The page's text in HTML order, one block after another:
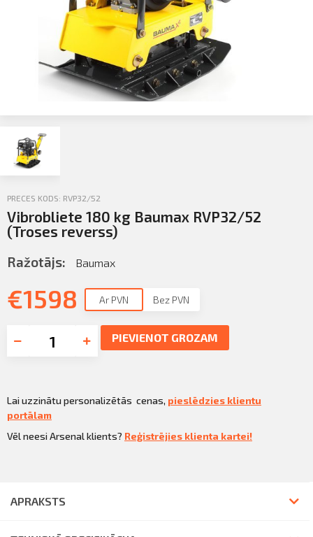
KLIENTU PORTĀLS
KĻŪT PAR KLIENTU
PRECES KODS: RVP32/52
Vibrobliete 180 kg Baumax RVP32/52
(Troses reverss)
Ražotājs: Baumax
€1598 Ar PVN Bez PVN
PIEVIENOT GROZAM
Lai uzzinātu personalizētās cenas, pieslēdzies klientu
portālam
Vēl neesi Arsenal klients? Reģistrējies klienta kartei!
APRAKSTS